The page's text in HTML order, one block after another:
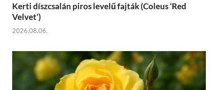
Kerti díszcsalán piros levelű fajták (Coleus ‘Red
Velvet’)
2026.08.06.